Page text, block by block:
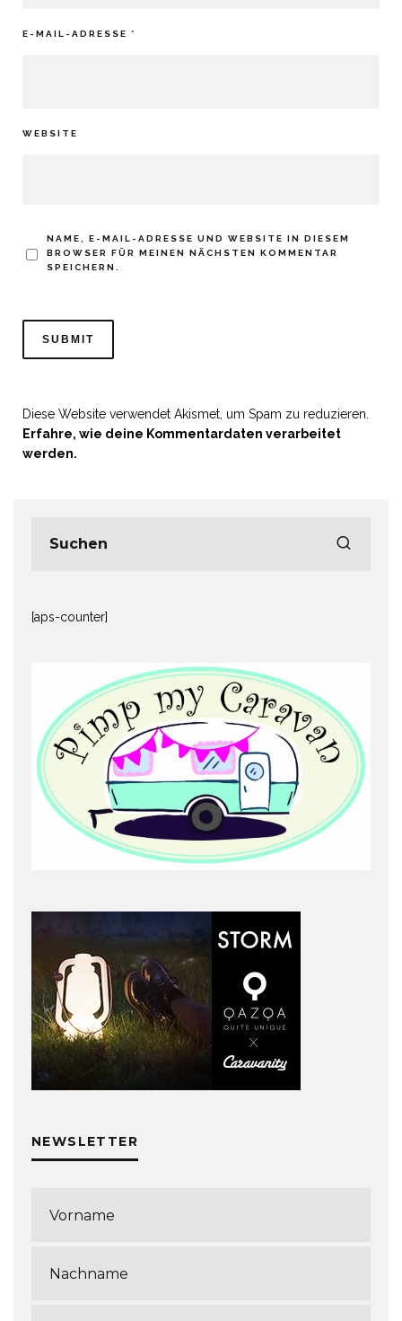
E-MAIL-ADRESSE *
WEBSITE
NAME, E-MAIL-ADRESSE UND WEBSITE IN DIESEM
BROWSER FÜR MEINEN NÄCHSTEN KOMMENTAR
SPEICHERN.
Diese Website verwendet Akismet, um Spam zu reduzieren.
Erfahre, wie deine Kommentardaten verarbeitet
werden.
[aps-counter]
NEWSLETTER